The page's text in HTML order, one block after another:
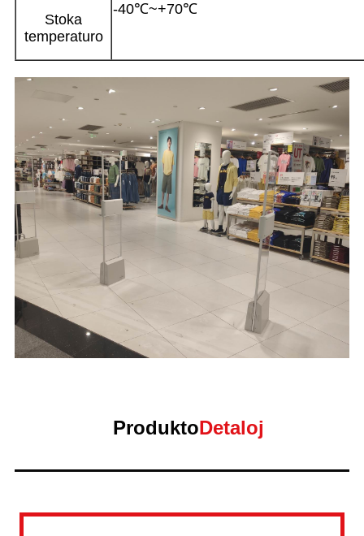
Stoka
temperaturo
-40℃~+70℃
ProduktoDetaloj